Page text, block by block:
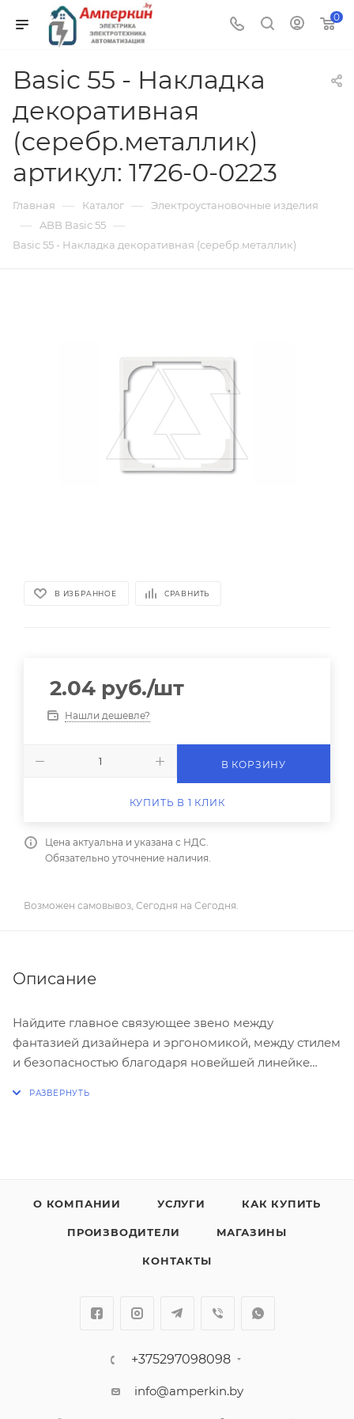
0
Basic 55 - Накладка
декоративная
(серебр.металлик)
артикул: 1726-0-0223
Главная — Каталог — Электроустановочные изделия
— ABB Basic 55 —
Basic 55 - Накладка декоративная (серебр.металлик)
В ИЗБРАННОЕ СРАВНИТЬ
2.04 руб./шт
Нашли дешевле?
В КОРЗИНУ
КУПИТЬ В 1 КЛИК
Цена актуальна и указана с НДС.
Обязательно уточнение наличия.
Возможен самовывоз, Сегодня на Сегодня.
Описание
Найдите главное связующее звено между
фантазией дизайнера и эргономикой, между стилем
и безопасностью благодаря новейшей линейке
продуманные детали. Именно такие мелочи
владельца. Только тот, кто думает о деталях, может
достигнуть того особенного состояния, которое
О КОМПАНИИ УСЛУГИ КАК КУПИТЬ
ПРОИЗВОДИТЕЛИ МАГАЗИНЫ
КОНТАКТЫ
+375297098098
info@amperkin.by